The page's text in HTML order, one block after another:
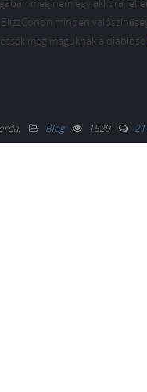
még nem egy akkora
minden
meg maguknak a
. Blog 1529